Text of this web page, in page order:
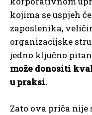
kojima se uspjeh
zaposlenika,
organizacijske
jedno ključno
može donositi
u praksi.
Zato ova priča nije